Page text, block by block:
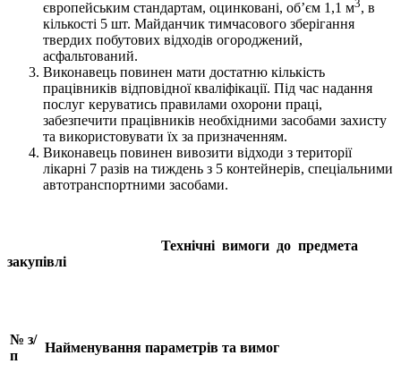
європейським стандартам, оцинковані, об’єм 1,1 м3, в
кількості 5 шт. Майданчик тимчасового зберігання
твердих побутових відходів огороджений,
асфальтований.
Виконавець повинен мати достатню кількість
працівників відповідної кваліфікації. Під час надання
послуг керуватись правилами охорони праці,
забезпечити працівників необхідними засобами захисту
та використовувати їх за призначенням.
Виконавець повинен вивозити відходи з території
лікарні 7 разів на тиждень з 5 контейнерів, спеціальними
автотранспортними засобами.
Технічні вимоги до предмета
закупівлі
№ з/
п
Найменування параметрів та вимог